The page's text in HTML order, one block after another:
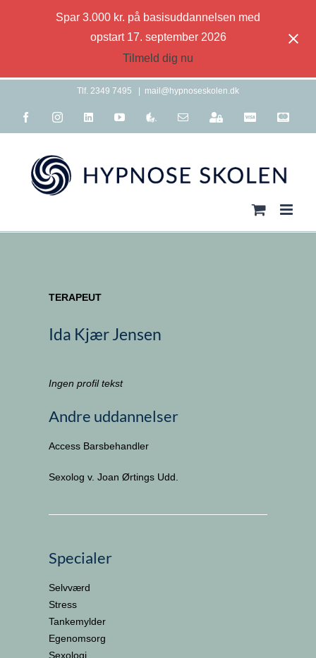
Spar 3.000 kr. på basisuddannelsen med
opstart 17. september 2026
Tilmeld dig nu
content
Tlf. 2349 7495 | mail@hypnoseskolen.dk
FacebookInstagramLinkedInYouTubeTerapeutlisten
E-
For
Visa
TERAPEUT
Ida Kjær Jensen
Ingen profil tekst
Andre uddannelser
Access Barsbehandler
Sexolog v. Joan Ørtings Udd.
Specialer
Selvværd
Stress
Tankemylder
Egenomsorg
Sexologi